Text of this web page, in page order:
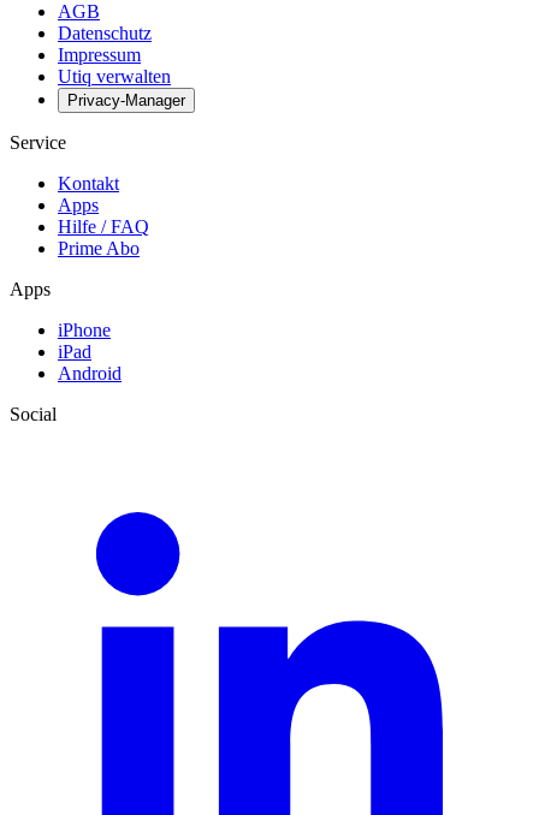
AGB
Datenschutz
Impressum
Utiq verwalten
Privacy-Manager
Service
Kontakt
Apps
Hilfe / FAQ
Prime Abo
Apps
iPhone
iPad
Android
Social